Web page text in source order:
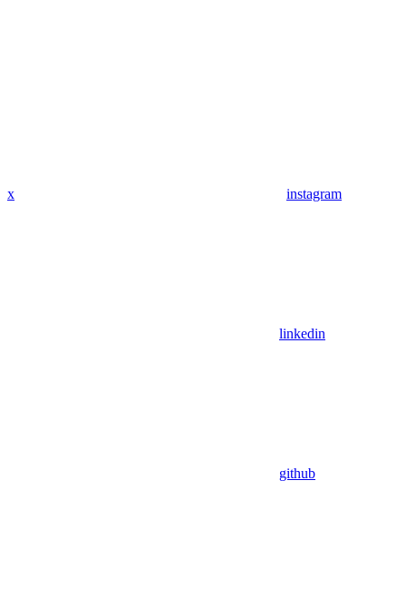
x instagram
linkedin
github